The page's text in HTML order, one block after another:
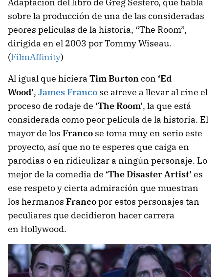
sobre la producción de una de las consideradas
peores películas de la historia, “The Room”,
dirigida en el 2003 por Tommy Wiseau.
(FilmAffinity)
Al igual que hiciera Tim Burtoncon ‘Ed
Wood’, James Franco se atreve a llevar al cine el
proceso de rodaje de ‘The Room’, la que está
considerada como peor película de la historia. El
mayor de los Franco se toma muy en serio este
proyecto, así que no te esperes que caiga en
parodias o en ridiculizar a ningún personaje. Lo
mejor de la comedia de ‘The Disaster Artist’ es
ese respeto y cierta admiración que muestran
los hermanos Francopor estos personajes tan
peculiares que decidieron hacer carrera
en Hollywood.